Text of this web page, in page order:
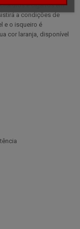
e cigarros em
a condições de
e o isqueiro é
cor laranja, disponível